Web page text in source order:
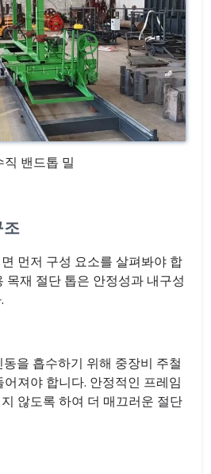
직 밴드톱 밀
조
먼저 구성 요소를 살펴봐야 합
목재 절단 톱은 안정성과 내구성
을 흡수하기 위해 중장비 주철
져야 합니다. 안정적인 프레임
않도록 하여 더 매끄러운 절단